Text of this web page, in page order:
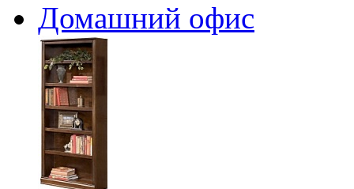
Домашний офис